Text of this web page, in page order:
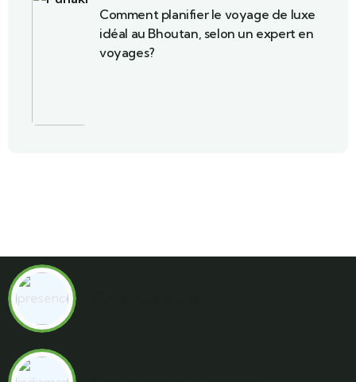
Comment planifier le voyage de luxe
idéal au Bhoutan, selon un expert en
voyages?